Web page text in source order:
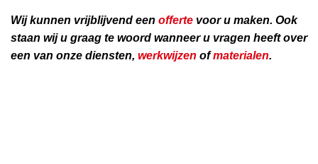
Wij kunnen vrijblijvend een offerte voor u maken. Ook
staan wij u graag te woord wanneer u vragen heeft over
een van onze diensten, werkwijzen ofmaterialen.